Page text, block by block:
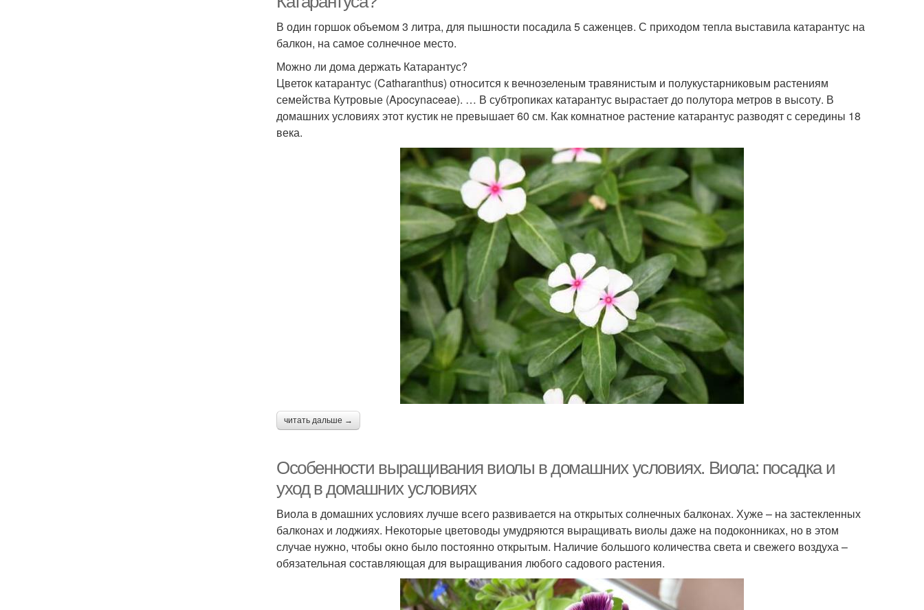
В один горшок объемом 3 литра, для пышности посадила 5 саженцев. С приходом тепла выставила катарантус на
балкон, на самое солнечное место.
Можно ли дома держать Катарантус?
Цветок катарантус (Catharanthus) относится к вечнозеленым травянистым и полукустарниковым растениям
семейства Кутровые (Apocynaceae). … В субтропиках катарантус вырастает до полутора метров в высоту. В
домашних условиях этот кустик не превышает 60 см. Как комнатное растение катарантус разводят с середины 18
века.
читать дальше →
Особенности выращивания виолы в домашних условиях. Виола: посадка и
уход в домашних условиях
Виола в домашних условиях лучше всего развивается на открытых солнечных балконах. Хуже – на застекленных
балконах и лоджиях. Некоторые цветоводы умудряются выращивать виолы даже на подоконниках, но в этом
случае нужно, чтобы окно было постоянно открытым. Наличие большого количества света и свежего воздуха –
обязательная составляющая для выращивания любого садового растения.